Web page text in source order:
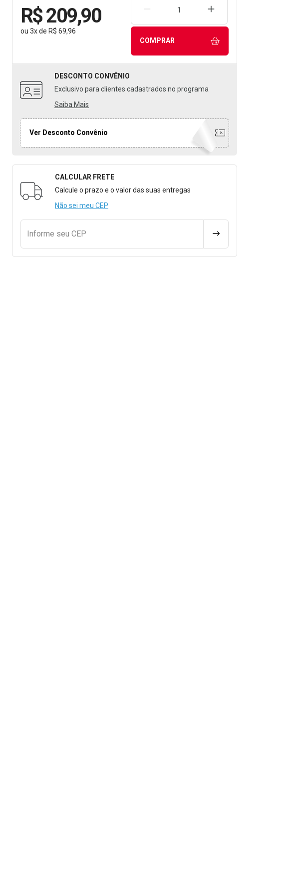
R$ 209,90
ou 3xde R$ 69,96
REMOVER UMA UNIDADEAUMENTAR UMA
COMPRAR
DESCONTO CONVÊNIO
Exclusivo para clientes cadastrados no programa
Saiba Mais
Ver Desconto Convênio
Formulário para Calcular o Frete
CALCULAR FRETE
Calcule o prazo e o valor das suas entregas
Não sei meu CEP
Informe seu CEP CALCULAR FRETE